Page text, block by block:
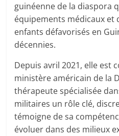
guinéenne de la diaspora
équipements médicaux et
enfants défavorisés en
décennies.
Depuis avril 2021, elle est
ministère américain de la
thérapeute spécialisée
militaires un rôle clé,
témoigne de sa
évoluer dans des milieux